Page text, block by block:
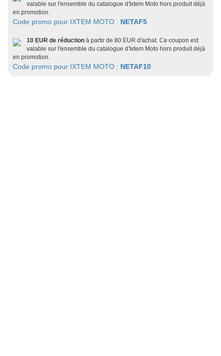
valable sur l'ensemble du catalogue d'Ixtem Moto hors produit déjà
en promotion.
Code promo pour IXTEM MOTO : NETAF5
10 EUR de réduction à partir de 80 EUR d'achat. Ce coupon est
valable sur l'ensemble du catalogue d'Ixtem Moto hors produit déjà
en promotion.
Code promo pour IXTEM MOTO : NETAF10